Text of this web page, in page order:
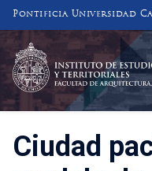
Pontificia Universidad
INSTITUTO DE
Y TERRITORIALES
FACULTAD DE
Ciudad